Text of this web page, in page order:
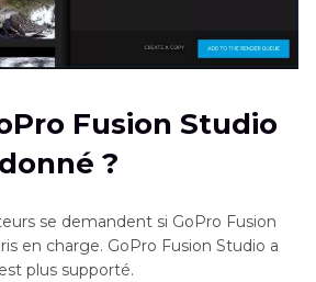
Fusion Studio
?
se demandent si GoPro Fusion
en charge. GoPro Fusion Studio a
plus supporté.